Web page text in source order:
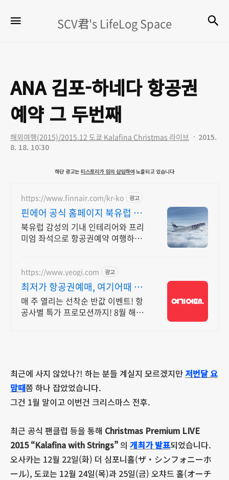
君's
SCV君's LifeLog Space
ANA 김포-하네다 항공권
예약 그 두번째
해외여행(2015)/2015.12 도쿄 Kalafina Christmas 라이브
2015.
8. 18. 10:30
하단 광고는 티스토리가 임의 삽입하여 노출되고 있습니다
https://www.finnair.com/kr-ko 광고
핀에어 공식 홈페이지 북유럽 감
성의 편안한 비행
북유럽 감성의 기내 인테리어와 프리
미엄 좌석으로 항공권예약 여행하기
https://www.yeogi.com 광고
최저가 항공권예매, 여기어때 항
공+숙소 묶음 할인 혜택
매 주 열리는 선착순 반값 이벤트! 항
공사별 특가 프로모션까지! 8월 해외
최근에 사지 않았나?! 하는 분들 계실지 모르겠지만 저번달 요
맘때쯤 하나 잡았었습니다.
그건 1월 말이고 이번건 크리스마스 전후.
최근 공식 팬클럽 등을 통해 Christmas Premium LIVE
2015 “Kalafina with Strings”의 개최가 발표되었습니다.
오사카는 12월 22일(화) 더 심포니홀(ザ・シンフォニーホ
ール), 도쿄는 12월 24일(목)과 25일(금) 오챠드 홀(オーチ